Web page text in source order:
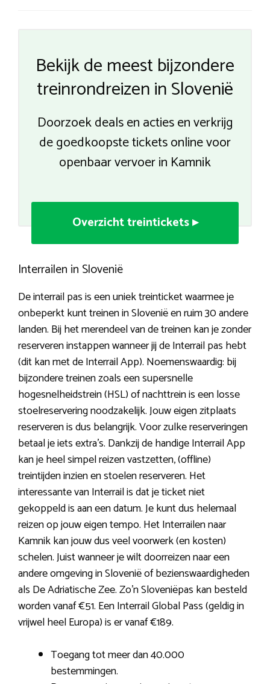
Bekijk de meest bijzondere
treinrondreizen in Slovenië
Doorzoek deals en acties en verkrijg
de goedkoopste tickets online voor
openbaar vervoer in Kamnik
Overzicht treintickets ▸
Interrailen in Slovenië
De interrail pas is een uniek treinticket waarmee je
onbeperkt kunt treinen in Slovenië en ruim 30 andere
landen. Bij het merendeel van de treinen kan je zonder
reserveren instappen wanneer jij de Interrail pas hebt
(dit kan met de Interrail App). Noemenswaardig: bij
bijzondere treinen zoals een supersnelle
hogesnelheidstrein (HSL) of nachttrein is een losse
stoelreservering noodzakelijk. Jouw eigen zitplaats
reserveren is dus belangrijk. Voor zulke reserveringen
betaal je iets extra’s. Dankzij de handige Interrail App
kan je heel simpel reizen vastzetten, (offline)
treintijden inzien en stoelen reserveren. Het
interessante van Interrail is dat je ticket niet
gekoppeld is aan een datum. Je kunt dus helemaal
reizen op jouw eigen tempo. Het Interrailen naar
Kamnik kan jouw dus veel voorwerk (en kosten)
schelen. Juist wanneer je wilt doorreizen naar een
andere omgeving in Slovenië of bezienswaardigheden
als De Adriatische Zee. Zo’n Sloveniëpas kan besteld
worden vanaf €51. Een Interrail Global Pass (geldig in
vrijwel heel Europa) is er vanaf €189.
Toegang tot meer dan 40.000
bestemmingen.